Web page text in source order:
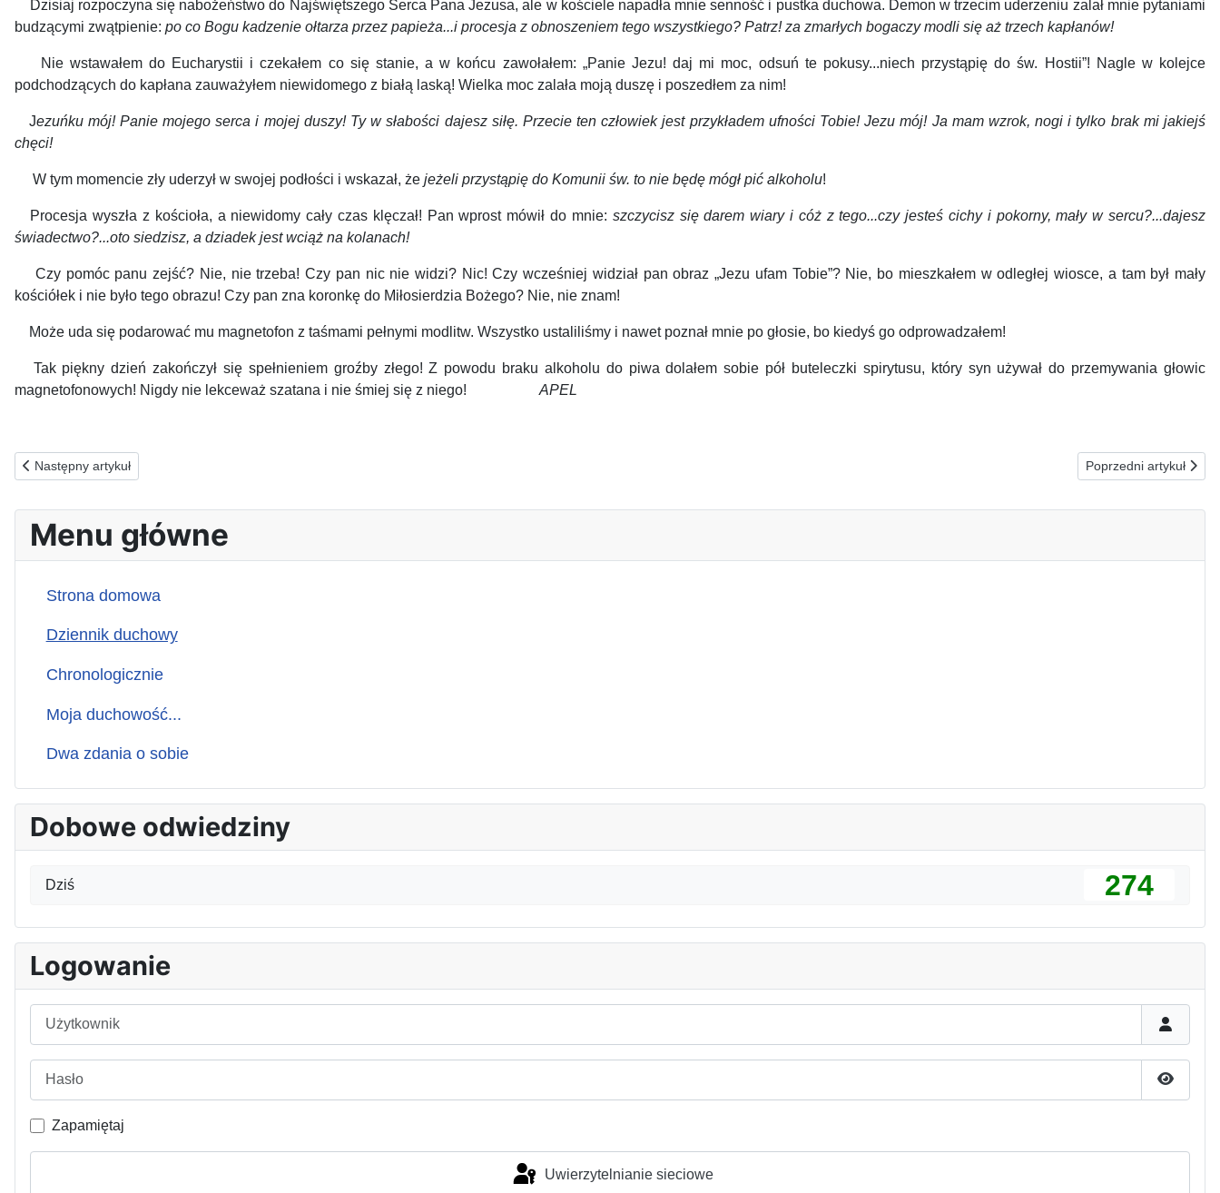
Dzisiaj rozpoczyna się nabożeństwo do Najświętszego Serca Pana Jezusa, ale w kościele napadła mnie senność i pustka duchowa. Demon w trzecim uderzeniu zalał mnie pytaniami
budzącymi zwątpienie: po co Bogu kadzenie ołtarza przez papieża...i procesja z obnoszeniem tego wszystkiego? Patrz! za zmarłych bogaczy modli się aż trzech kapłanów!
Nie wstawałem do Eucharystii i czekałem co się stanie, a w końcu zawołałem: „Panie Jezu! daj mi moc, odsuń te pokusy...niech przystąpię do św. Hostii”! Nagle w kolejce
podchodzących do kapłana zauważyłem niewidomego z białą laską! Wielka moc zalała moją duszę i poszedłem za nim!
Jezuńku mój! Panie mojego serca i mojej duszy! Ty w słabości dajesz siłę. Przecie ten człowiek jest przykładem ufności Tobie! Jezu mój! Ja mam wzrok, nogi i tylko brak mi jakiejś
chęci!
W tym momencie zły uderzył w swojej podłości i wskazał, że jeżeli przystąpię do Komunii św. to nie będę mógł pić alkoholu!
Procesja wyszła z kościoła, a niewidomy cały czas klęczał! Pan wprost mówił do mnie: szczycisz się darem wiary i cóż z tego...czy jesteś cichy i pokorny, mały w sercu?...dajesz
świadectwo?...oto siedzisz, a dziadek jest wciąż na kolanach!
Czy pomóc panu zejść? Nie, nie trzeba! Czy pan nic nie widzi? Nic! Czy wcześniej widział pan obraz „Jezu ufam Tobie”? Nie, bo mieszkałem w odległej wiosce, a tam był mały
kościółek i nie było tego obrazu! Czy pan zna koronkę do Miłosierdzia Bożego? Nie, nie znam!
Może uda się podarować mu magnetofon z taśmami pełnymi modlitw. Wszystko ustaliliśmy i nawet poznał mnie po głosie, bo kiedyś go odprowadzałem!
Tak piękny dzień zakończył się spełnieniem groźby złego! Z powodu braku alkoholu do piwa dolałem sobie pół buteleczki spirytusu, który syn używał do przemywania głowic
magnetofonowych! Nigdy nie lekceważ szatana i nie śmiej się z niego! APEL
Poprzednia strona: 02.06.1991(n) ZA UPADLANYCH PRZEZ SZATANA
Następny artykuł Następna strona:
Poprzedni artykuł
Menu główne
Strona domowa
Dziennik duchowy
Chronologicznie
Moja duchowość...
Dwa zdania o sobie
Dobowe odwiedziny
Dziś 274
Logowanie
Pokaż
Zapamiętaj
Uwierzytelnianie sieciowe